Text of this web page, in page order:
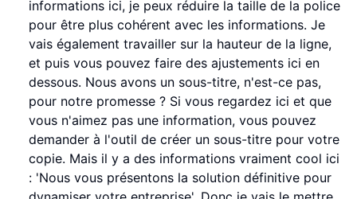
informations ici, je peux réduire la taille de la police
pour être plus cohérent avec les informations. Je
vais également travailler sur la hauteur de la ligne,
et puis vous pouvez faire des ajustements ici en
dessous. Nous avons un sous-titre, n'est-ce pas,
pour notre promesse ? Si vous regardez ici et que
vous n'aimez pas une information, vous pouvez
demander à l'outil de créer un sous-titre pour votre
copie. Mais il y a des informations vraiment cool ici
: 'Nous vous présentons la solution définitive pour